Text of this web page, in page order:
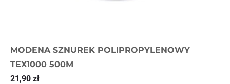
MODENA SZNUREK POLIPROPYLENOWY
TEX1000 500M
21,90 zł